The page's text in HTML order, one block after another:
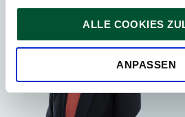
speichern, wenn diese für den
unbedingt notwendig sind. Für alle
ersuchen wir um Ihre Einwilligung.
Sie können Ihre Einwilligung
ALLE COOKIES
ANPASSEN